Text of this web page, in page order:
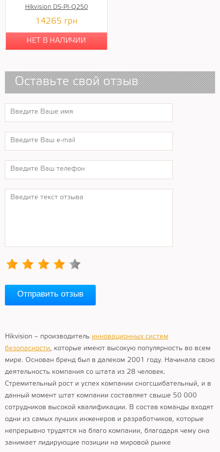
Hikvision – производитель инновационных систем
безопасности, которые имеют высокую популярность во всем
мире. Основан бренд был в далеком 2001 году. Начинала свою
деятельность компания со штата из 28 человек.
Стремительный рост и успех компании сногсшибательный, и в
данный момент штат компании составляет свыше 50 000
сотрудников высокой квалификации. В состав команды входят
одни из самых лучших инженеров и разработчиков, которые
непрерывно трудятся на благо компании, благодаря чему она
занимает лидирующие позиции на мировой рынке
Hikvision DS-PI-Q250
14265 грн
НЕТ В НАЛИЧИИ
Оставьте свой отзыв
Отправить отзыв